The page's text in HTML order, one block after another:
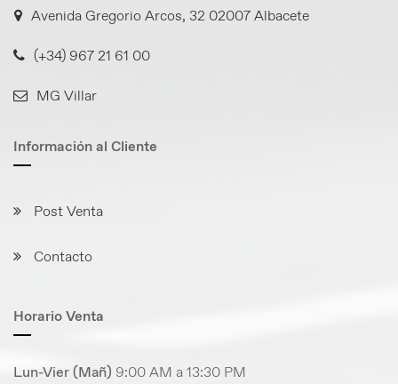
Avenida Gregorio Arcos, 32 02007 Albacete
(+34) 967 21 61 00
MG Villar
Información al Cliente
Post Venta
Contacto
Horario Venta
Lun-Vier (Mañ) 9:00 AM a 13:30 PM